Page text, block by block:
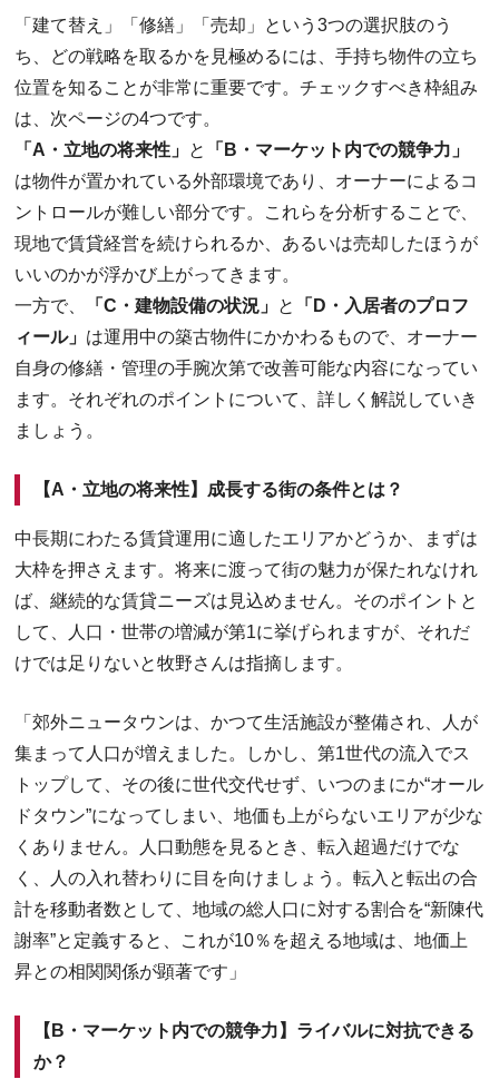
「建て替え」「修繕」「売却」という3つの選択肢のう
ち、どの戦略を取るかを見極めるには、手持ち物件の立ち
位置を知ることが非常に重要です。チェックすべき枠組み
は、次ページの4つです。
「A・立地の将来性」 と
「B・マーケット内での競争力」
は物件が置かれている外部環境であり、オーナーによるコ
ントロールが難しい部分です。これらを分析することで、
現地で賃貸経営を続けられるか、あるいは売却したほうが
いいのかが浮かび上がってきます。
一方で、
「C・建物設備の状況」 と
「D・入居者のプロフ
ィール」 は運用中の築古物件にかかわるもので、オーナー
自身の修繕・管理の手腕次第で改善可能な内容になってい
ます。それぞれのポイントについて、詳しく解説していき
ましょう。
【A・立地の将来性】成長する街の条件とは？
中長期にわたる賃貸運用に適したエリアかどうか、まずは
大枠を押さえます。将来に渡って街の魅力が保たれなけれ
ば、継続的な賃貸ニーズは見込めません。そのポイントと
して、人口・世帯の増減が第1に挙げられますが、それだ
けでは足りないと牧野さんは指摘します。
「郊外ニュータウンは、かつて生活施設が整備され、人が
集まって人口が増えました。しかし、第1世代の流入でス
トップして、その後に世代交代せず、いつのまにか“オール
ドタウン”になってしまい、地価も上がらないエリアが少な
くありません。人口動態を見るとき、転入超過だけでな
く、人の入れ替わりに目を向けましょう。転入と転出の合
計を移動者数として、地域の総人口に対する割合を“新陳代
謝率”と定義すると、これが10％を超える地域は、地価上
昇との相関関係が顕著です」
【B・マーケット内での競争力】ライバルに対抗できる
か？